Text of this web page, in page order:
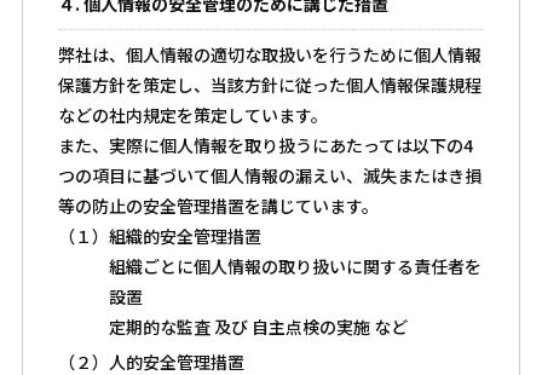
弊社は、個人情報の適切な取扱いを行うために個人情報
保護方針を策定し、当該方針に従った個人情報保護規程
などの社内規定を策定しています。
また、実際に個人情報を取り扱うにあたっては以下の4
つの項目に基づいて個人情報の漏えい、滅失またはき損
等の防止の安全管理措置を講じています。
（１）組織的安全管理措置
組織ごとに個人情報の取り扱いに関する責任者を
設置
定期的な監査 及び 自主点検の実施 など
（２）人的安全管理措置